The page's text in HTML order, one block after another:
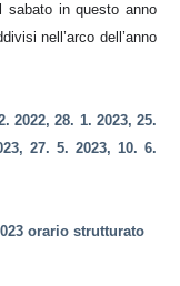
sabato in questo anno
nell’arco dell’anno
2022, 28. 1. 2023, 25.
27. 5. 2023, 10. 6.
orario strutturato